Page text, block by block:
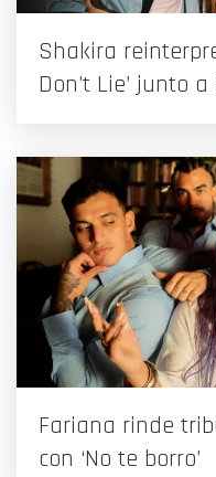
Shakira
Don’t Lie’ junto
Fariana rinde
con ‘No te borro’